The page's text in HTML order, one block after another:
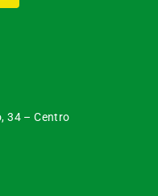
34 – Centro